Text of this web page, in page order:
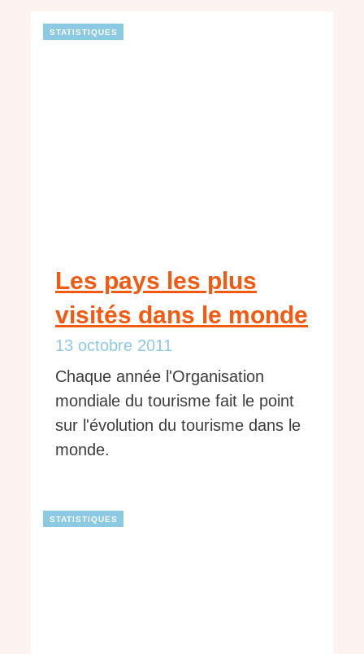
STATISTIQUES
Les pays les plus
visités dans le monde
13 octobre 2011
Chaque année l'Organisation
mondiale du tourisme fait le point
sur l'évolution du tourisme dans le
monde.
STATISTIQUES